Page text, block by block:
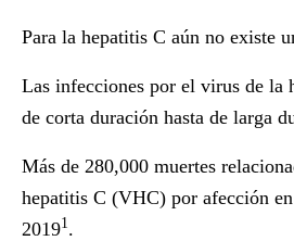
Para la hepatitis C aún no existe
Las infecciones por el virus de la
de corta duración hasta de larga
Más de 280,000 muertes
hepatitis C (VHC) por afección
20191.